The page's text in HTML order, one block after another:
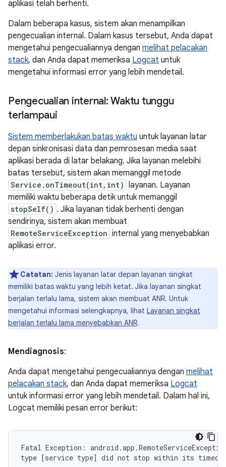
aplikasi telah berhenti.
Dalam beberapa kasus, sistem akan menampilkan
pengecualian internal. Dalam kasus tersebut, Anda dapat
mengetahui pengecualiannya dengan melihat pelacakan
stack, dan Anda dapat memeriksa Logcat untuk
mengetahui informasi error yang lebih mendetail.
Pengecualian internal: Waktu tunggu
terlampaui
Sistem memberlakukan batas waktu untuk layanan latar
depan sinkronisasi data dan pemrosesan media saat
aplikasi berada di latar belakang. Jika layanan melebihi
batas tersebut, sistem akan memanggil metode
Service.onTimeout(int,int) layanan. Layanan
memiliki waktu beberapa detik untuk memanggil
stopSelf() . Jika layanan tidak berhenti dengan
sendirinya, sistem akan membuat
RemoteServiceException internal yang menyebabkan
aplikasi error.
Catatan: Jenis layanan latar depan layanan singkat
memiliki batas waktu yang lebih ketat. Jika layanan singkat
berjalan terlalu lama, sistem akan membuat ANR. Untuk
mengetahui informasi selengkapnya, lihat Layanan singkat
berjalan terlalu lama menyebabkan ANR.
Mendiagnosis:
Anda dapat mengetahui pengecualiannya dengan melihat
pelacakan stack, dan Anda dapat memeriksa Logcat
untuk informasi error yang lebih mendetail. Dalam hal ini,
Logcat memiliki pesan error berikut:
Fatal Exception: